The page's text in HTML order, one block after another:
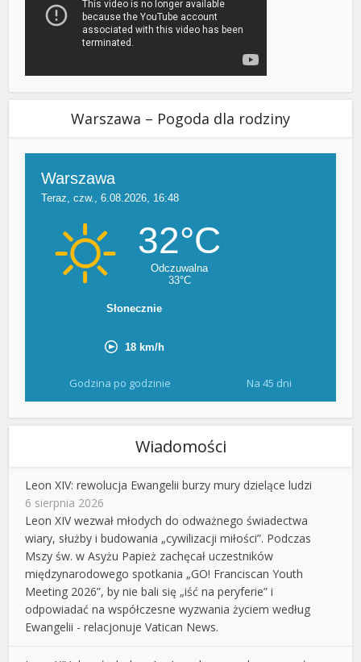
Warszawa – Pogoda dla rodziny
Godzina po godzinie Na 45 dni
Wiadomości
Leon XIV: rewolucja Ewangelii burzy mury dzielące ludzi
6 sierpnia 2026
Leon XIV wezwał młodych do odważnego świadectwa
wiary, służby i budowania „cywilizacji miłości”. Podczas
Mszy św. w Asyżu Papież zachęcał uczestników
międzynarodowego spotkania „GO! Franciscan Youth
Meeting 2026”, by nie bali się „iść na peryferie” i
odpowiadać na współczesne wyzwania życiem według
Ewangelii - relacjonuje Vatican News.